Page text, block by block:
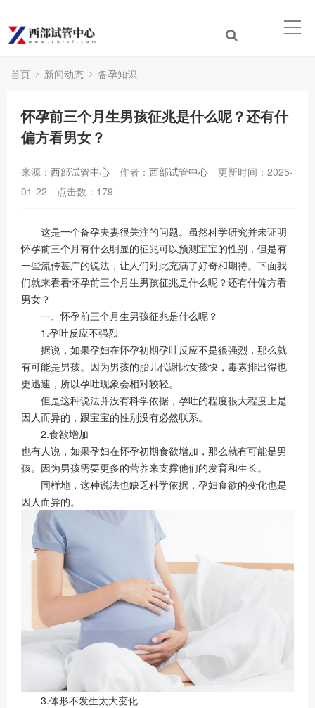
首页 新闻动态 备孕知识
怀孕前三个月生男孩征兆是什么呢？还有什
偏方看男女？
来源： 西部试管中心 作者： 西部试管中心
更新时间：2025-
01-22
点击数： 179
这是一个备孕夫妻很关注的问题。虽然科学研究并未证明
怀孕前三个月有什么明显的征兆可以预测宝宝的性别，但是有
一些流传甚广的说法，让人们对此充满了好奇和期待。下面我
们就来看看怀孕前三个月生男孩征兆是什么呢？还有什偏方看
男女？
一、怀孕前三个月生男孩征兆是什么呢？
1.孕吐反应不强烈
据说，如果孕妇在怀孕初期孕吐反应不是很强烈，那么就
有可能是男孩。因为男孩的胎儿代谢比女孩快，毒素排出得也
更迅速，所以孕吐现象会相对较轻。
但是这种说法并没有科学依据，孕吐的程度很大程度上是
因人而异的，跟宝宝的性别没有必然联系。
2.食欲增加
也有人说，如果孕妇在怀孕初期食欲增加，那么就有可能是男
孩。因为男孩需要更多的营养来支撑他们的发育和生长。
同样地，这种说法也缺乏科学依据，孕妇食欲的变化也是
因人而异的。
3.体形不发生太大变化